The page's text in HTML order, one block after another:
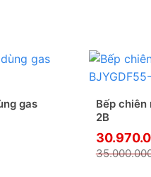
chức năng khác nhau, giúp
chứa dầu được bảo vệ
gas
Bếp chiên
2B